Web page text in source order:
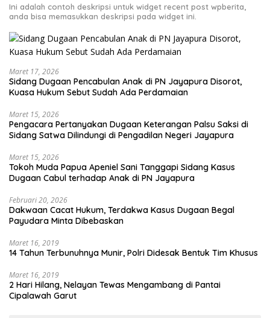
Ini adalah contoh deskripsi untuk widget recent post wpberita,
anda bisa memasukkan deskripsi pada widget ini.
Maret 17, 2026
Sidang Dugaan Pencabulan Anak di PN Jayapura Disorot,
Kuasa Hukum Sebut Sudah Ada Perdamaian
Maret 15, 2026
Pengacara Pertanyakan Dugaan Keterangan Palsu Saksi di
Sidang Satwa Dilindungi di Pengadilan Negeri Jayapura
Maret 15, 2026
Tokoh Muda Papua Apeniel Sani Tanggapi Sidang Kasus
Dugaan Cabul terhadap Anak di PN Jayapura
Februari 20, 2026
Dakwaan Cacat Hukum, Terdakwa Kasus Dugaan Begal
Payudara Minta Dibebaskan
Maret 16, 2019
14 Tahun Terbunuhnya Munir, Polri Didesak Bentuk Tim Khusus
Maret 16, 2019
2 Hari Hilang, Nelayan Tewas Mengambang di Pantai
Cipalawah Garut